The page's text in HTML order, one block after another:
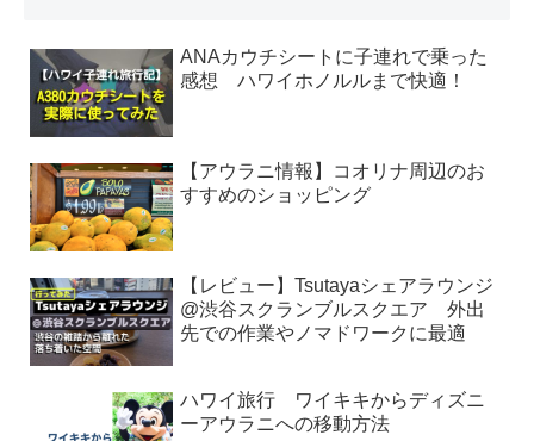
ANAカウチシートに子連れで乗った
感想 ハワイホノルルまで快適！
【アウラニ情報】コオリナ周辺のお
すすめのショッピング
【レビュー】Tsutayaシェアラウンジ
@渋谷スクランブルスクエア 外出
先での作業やノマドワークに最適
ハワイ旅行 ワイキキからディズニ
ーアウラニへの移動方法